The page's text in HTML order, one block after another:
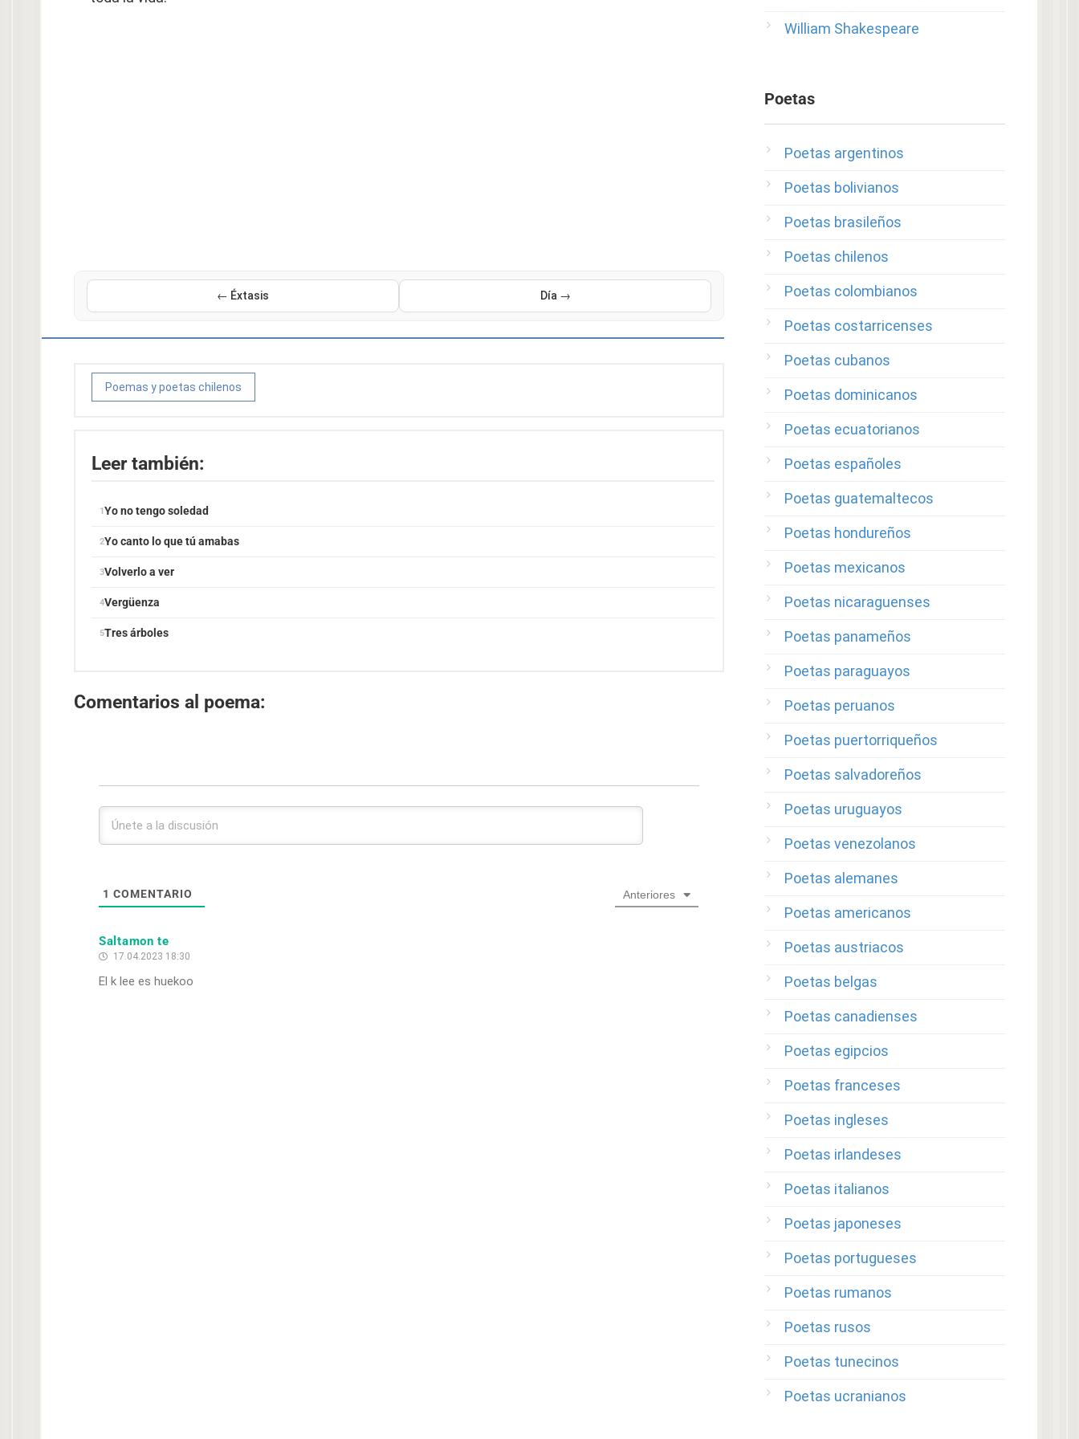
← Éxtasis Día →
Poemas y poetas chilenos
Leer también:
Yo no tengo soledad
Yo canto lo que tú amabas
Volverlo a ver
Vergüenza
Tres árboles
Comentarios al poema:
1 COMENTARIO Anteriores
Saltamon te
17.04.2023 18:30
El k lee es huekoo
William Shakespeare
Poetas
Poetas argentinos
Poetas bolivianos
Poetas brasileños
Poetas chilenos
Poetas colombianos
Poetas costarricenses
Poetas cubanos
Poetas dominicanos
Poetas ecuatorianos
Poetas españoles
Poetas guatemaltecos
Poetas hondureños
Poetas mexicanos
Poetas nicaraguenses
Poetas panameños
Poetas paraguayos
Poetas peruanos
Poetas puertorriqueños
Poetas salvadoreños
Poetas uruguayos
Poetas venezolanos
Poetas alemanes
Poetas americanos
Poetas austriacos
Poetas belgas
Poetas canadienses
Poetas egipcios
Poetas franceses
Poetas ingleses
Poetas irlandeses
Poetas italianos
Poetas japoneses
Poetas portugueses
Poetas rumanos
Poetas rusos
Poetas tunecinos
Poetas ucranianos